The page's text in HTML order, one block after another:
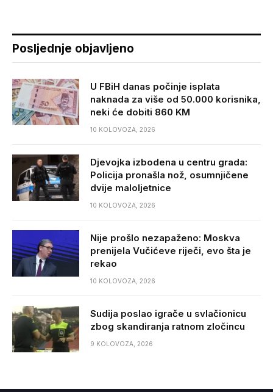
Posljednje objavljeno
U FBiH danas počinje isplata
naknada za više od 50.000 korisnika,
neki će dobiti 860 KM
10 KOLOVOZA, 2026
Djevojka izbodena u centru grada:
Policija pronašla nož, osumnjičene
dvije maloljetnice
10 KOLOVOZA, 2026
Nije prošlo nezapaženo: Moskva
prenijela Vučićeve riječi, evo šta je
rekao
10 KOLOVOZA, 2026
Sudija poslao igrače u svlačionicu
zbog skandiranja ratnom zločincu
9 KOLOVOZA, 2026